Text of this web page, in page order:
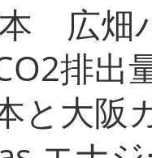
広畑
排出
と大阪